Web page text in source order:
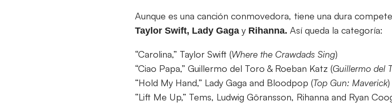
Aunque es una canción conmovedora, tiene una dura
Taylor Swift, Lady Gaga y Rihanna. Así queda la categoría:
“Carolina,” Taylor Swift (Where the Crawdads Sing)
“Ciao Papa,” Guillermo del Toro & Roeban Katz (Guillermo del
“Hold My Hand,” Lady Gaga and Bloodpop (Top Gun: Maverick)
“Lift Me Up,” Tems, Ludwig Göransson, Rihanna and Ryan